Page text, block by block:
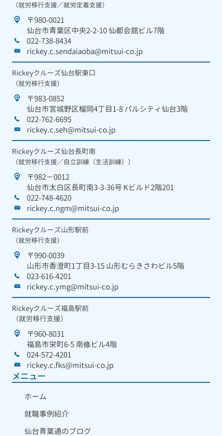
（就労移行支援／就労定着支援）
〒980-0021
仙台市青葉区中央2-2-10 仙都会舘ビル7階
022-738-8434
rickey.c.sendaiaoba@mitsui-co.jp
Rickeyクルーズ仙台駅東口
（就労移行支援）
〒983-0852
仙台市宮城野区榴岡4丁目1-8 パルシティ仙台3階
022-762-6695
rickey.c.seh@mitsui-co.jp
Rickeyクルーズ仙台長町南
（就労移行支援／自立訓練（生活訓練））
〒982－0012
仙台市太白区長町南3-3-36号 Kビルド2階201
022-748-4620
rickey.c.ngm@mitsui-co.jp
Rickeyクルーズ山形駅前
（就労移行支援）
〒990-0039
山形市香澄町1丁目3-15 山形むらきさわビル5階
023-616-4201
rickey.c.ymg@mitsui-co.jp
Rickeyクルーズ福島駅前
（就労移行支援）
〒960-8031
福島市栄町6-5 南條ビル4階
024-572-4201
rickey.c.fks@mitsui-co.jp
メニュー
ホーム
就職事例紹介
仙台青葉通のブログ